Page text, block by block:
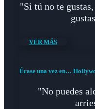
"Si tú no te
VER MÁS
Érase una vez en…
"No puedes